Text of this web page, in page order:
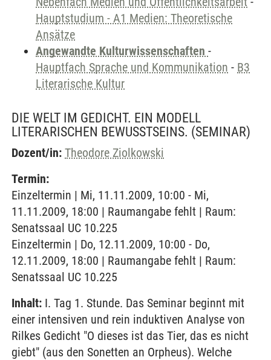
Hauptstudium - A1 Medien: Theoretische
Ansätze
Angewandte Kulturwissenschaften -
Hauptfach Sprache und Kommunikation - B3
Literarische Kultur
DIE WELT IM GEDICHT. EIN MODELL
LITERARISCHEN BEWUSSTSEINS. (SEMINAR)
Dozent/in: Theodore Ziolkowski
Termin:
Einzeltermin | Mi, 11.11.2009, 10:00 - Mi,
11.11.2009, 18:00 | Raumangabe fehlt | Raum:
Senatssaal UC 10.225
Einzeltermin | Do, 12.11.2009, 10:00 - Do,
12.11.2009, 18:00 | Raumangabe fehlt | Raum:
Senatssaal UC 10.225
Inhalt: I. Tag 1. Stunde. Das Seminar beginnt mit
einer intensiven und rein induktiven Analyse von
Rilkes Gedicht "O dieses ist das Tier, das es nicht
giebt" (aus den Sonetten an Orpheus). Welche